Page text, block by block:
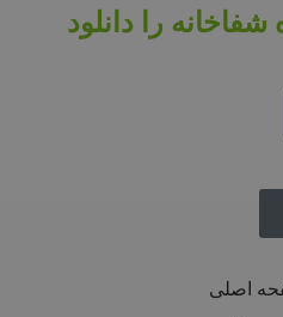
را دانلود
اصلی